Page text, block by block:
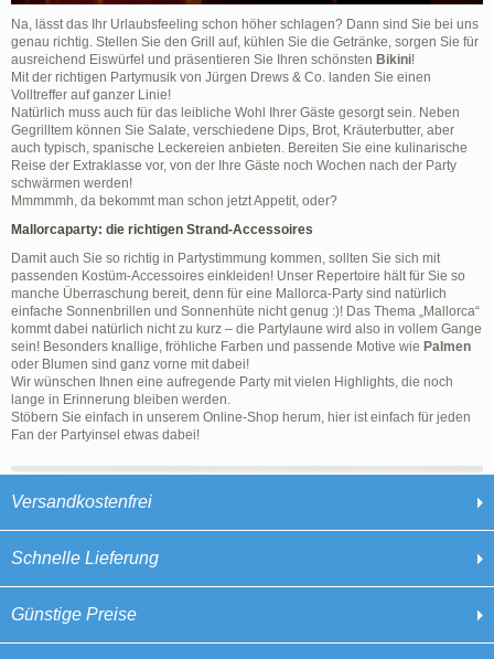
Versandkostenfrei
Schnelle Lieferung
Günstige Preise
Na, lässt das Ihr Urlaubsfeeling schon höher schlagen? Dann sind Sie bei uns
genau richtig. Stellen Sie den Grill auf, kühlen Sie die Getränke, sorgen Sie für
ausreichend Eiswürfel und präsentieren Sie Ihren schönsten Bikini!
Mit der richtigen Partymusik von Jürgen Drews & Co. landen Sie einen
Volltreffer auf ganzer Linie!
Natürlich muss auch für das leibliche Wohl Ihrer Gäste gesorgt sein. Neben
Gegrilltem können Sie Salate, verschiedene Dips, Brot, Kräuterbutter, aber
auch typisch, spanische Leckereien anbieten. Bereiten Sie eine kulinarische
Reise der Extraklasse vor, von der Ihre Gäste noch Wochen nach der Party
schwärmen werden!
Mmmmmh, da bekommt man schon jetzt Appetit, oder?
Mallorcaparty: die richtigen Strand-Accessoires
Damit auch Sie so richtig in Partystimmung kommen, sollten Sie sich mit
passenden Kostüm-Accessoires einkleiden! Unser Repertoire hält für Sie so
manche Überraschung bereit, denn für eine Mallorca-Party sind natürlich
einfache Sonnenbrillen und Sonnenhüte nicht genug :)! Das Thema „Mallorca“
kommt dabei natürlich nicht zu kurz – die Partylaune wird also in vollem Gange
sein! Besonders knallige, fröhliche Farben und passende Motive wie Palmen
oder Blumen sind ganz vorne mit dabei!
Wir wünschen Ihnen eine aufregende Party mit vielen Highlights, die noch
lange in Erinnerung bleiben werden.
Stöbern Sie einfach in unserem Online-Shop herum, hier ist einfach für jeden
Fan der Partyinsel etwas dabei!